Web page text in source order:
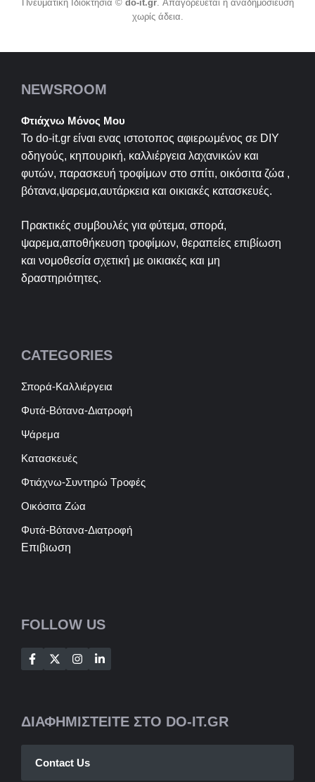
Πνευματική Ιδιοκτησία © do-it.gr. Απαγορεύεται η αναδημοσίευση
χωρίς άδεια.
NEWSROOM
Φτιάχνω Μόνος Μου
Το do-it.gr είναι ενας ιστοτοπος αφιερωμένος σε DIY
οδηγούς, κηπουρική, καλλιέργεια λαχανικών και
φυτών, παρασκευή τροφίμων στο σπίτι, οικόσιτα ζώα ,
βότανα,ψαρεμα,αυτάρκεια και οικιακές κατασκευές.
Πρακτικές συμβουλές για φύτεμα, σπορά,
ψαρεμα,αποθήκευση τροφίμων, θεραπείες επιβίωση
και νομοθεσία σχετική με οικιακές και μη
δραστηριότητες.
CATEGORIES
Σπορά-Καλλιέργεια
Φυτά-Βότανα-Διατροφή
Ψάρεμα
Κατασκευές
Φτιάχνω-Συντηρώ Τροφές
Οικόσιτα Ζώα
Φυτά-Βότανα-Διατροφή
Επιβιωση
FOLLOW US
ΔΙΑΦΗΜΙΣΤΕΙΤΕ ΣΤΟ DO-IT.GR
Contact Us